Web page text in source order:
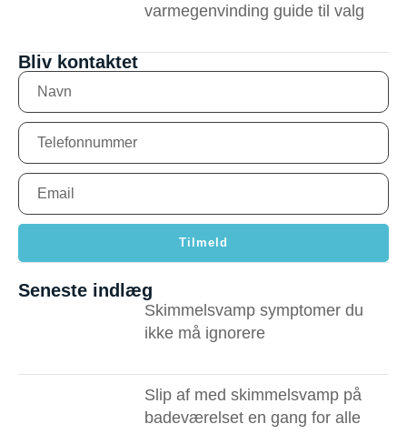
varmegenvinding guide til valg
Bliv kontaktet
Tilmeld
Seneste indlæg
Skimmelsvamp symptomer du
ikke må ignorere ​
Slip af med skimmelsvamp på
badeværelset en gang for alle